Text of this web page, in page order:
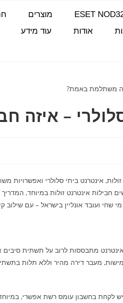
ESET מוצרים
אודות עוד מידע
–
אינטרנט ביתי סלולרי ואפשרויות
חבילות אינטרנט זולות במיוחד,
ועובד אונליין בישראל – עם שילוב
יש לקחת בחשבון עומס רשת אפשרי,